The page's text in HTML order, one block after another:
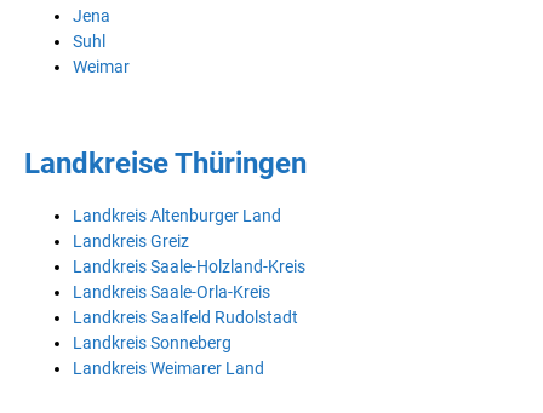
Jena
Suhl
Weimar
Landkreise Thüringen
Landkreis Altenburger Land
Landkreis Greiz
Landkreis Saale-Holzland-Kreis
Landkreis Saale-Orla-Kreis
Landkreis Saalfeld Rudolstadt
Landkreis Sonneberg
Landkreis Weimarer Land